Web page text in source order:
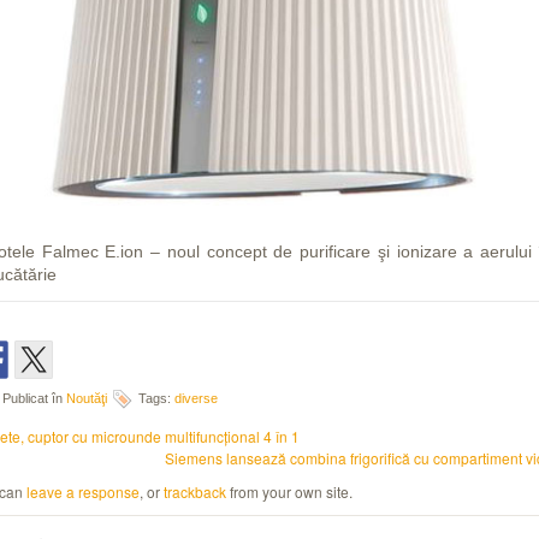
Falmec E.ion – noul concept de purificare şi ionizare a aerului
Publicat în Noutăţi Tags: diverse
cuptor cu microunde multifuncţional 4 în 1
Siemens lansează combina frigorifică cu compartiment
leave a response, ortrackbackfrom your own site.